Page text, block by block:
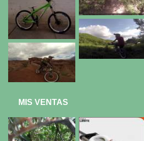
MIS VENTAS